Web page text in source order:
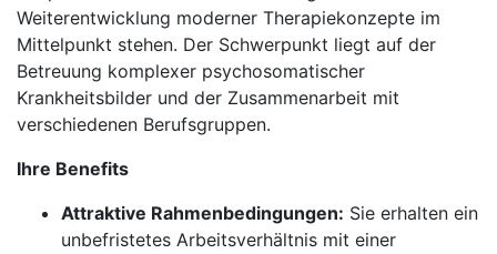
Weiterentwicklung moderner Therapiekonzepte im
Mittelpunkt stehen. Der Schwerpunkt liegt auf der
Betreuung komplexer psychosomatischer
Krankheitsbilder und der Zusammenarbeit mit
verschiedenen Berufsgruppen.
Ihre Benefits
Attraktive Rahmenbedingungen: Sie erhalten ein
unbefristetes Arbeitsverhältnis mit einer